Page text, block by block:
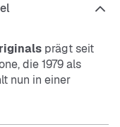
prägt seit
die 1979 als
nun in einer